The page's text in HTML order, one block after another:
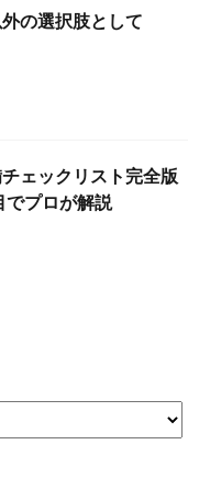
の選択肢として
チェックリスト完全版
でプロが解説